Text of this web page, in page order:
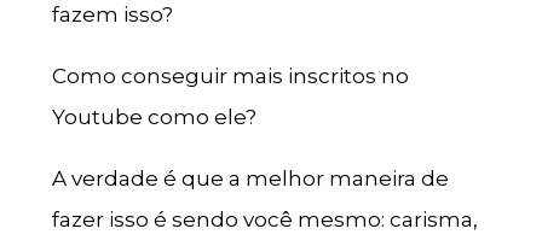
fazem isso?
Como conseguir mais inscritos no
Youtube como ele?
A verdade é que a melhor maneira de
fazer isso é sendo você mesmo: carisma,